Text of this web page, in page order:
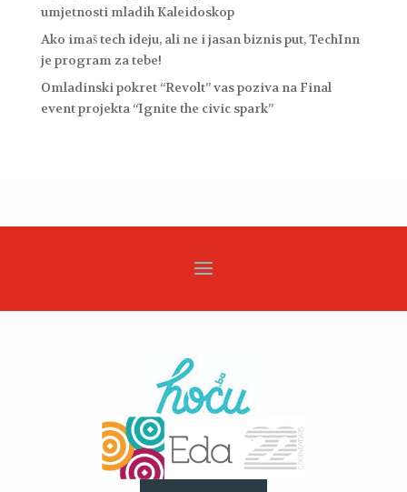
umjetnosti mladih Kaleidoskop
Ako imaš tech ideju, ali ne i jasan biznis put, TechInn
je program za tebe!
Omladinski pokret “Revolt” vas poziva na Final
event projekta “Ignite the civic spark”